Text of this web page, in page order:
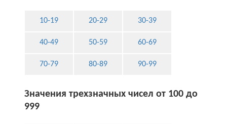
10-19 20-29 30-39
40-49 50-59 60-69
70-79 80-89 90-99
Значения трехзначных чисел от 100 до
999